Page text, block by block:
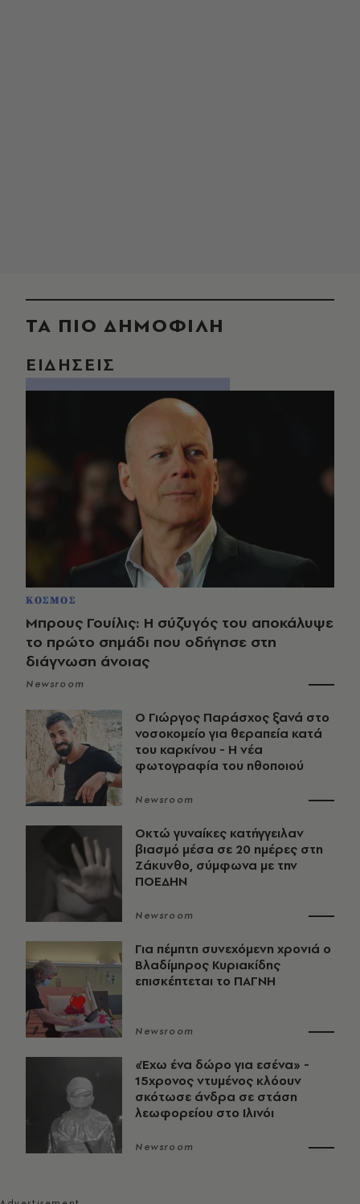
ΤΑ ΠΙΟ ΔΗΜΟΦΙΛΗ
ΕΙΔΗΣΕΙΣ
ΚΟΣΜΟΣ
Μπρους Γουίλις: Η σύζυγός του αποκάλυψε
το πρώτο σημάδι που οδήγησε στη
διάγνωση άνοιας
Newsroom
O Γιώργος Παράσχος ξανά στο
νοσοκομείο για θεραπεία κατά
του καρκίνου - Η νέα
φωτογραφία του ηθοποιού
Newsroom
Οκτώ γυναίκες κατήγγειλαν
βιασμό μέσα σε 20 ημέρες στη
Ζάκυνθο, σύμφωνα με την
ΠΟΕΔΗΝ
Newsroom
Για πέμπτη συνεχόμενη χρονιά ο
Βλαδίμηρος Κυριακίδης
επισκέπτεται το ΠΑΓΝΗ
Newsroom
«Έχω ένα δώρο για εσένα» -
15χρονος ντυμένος κλόουν
σκότωσε άνδρα σε στάση
λεωφορείου στο Ιλινόι
Newsroom